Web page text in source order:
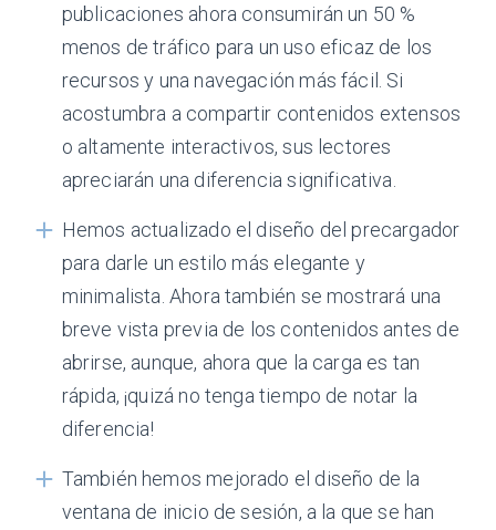
publicaciones ahora consumirán un 50 %
menos de tráfico para un uso eficaz de los
recursos y una navegación más fácil. Si
acostumbra a compartir contenidos extensos
o altamente interactivos, sus lectores
apreciarán una diferencia significativa.
Hemos actualizado el diseño del precargador
para darle un estilo más elegante y
minimalista. Ahora también se mostrará una
breve vista previa de los contenidos antes de
abrirse, aunque, ahora que la carga es tan
rápida, ¡quizá no tenga tiempo de notar la
diferencia!
También hemos mejorado el diseño de la
ventana de inicio de sesión, a la que se han